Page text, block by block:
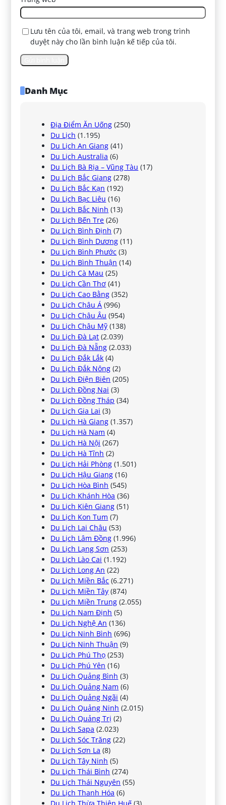
Lưu tên của tôi, email, và trang web trong trình
duyệt này cho lần bình luận kế tiếp của tôi.
Danh Mục
Địa Điểm Ăn Uống (250)
Du Lịch (1.195)
Du Lịch An Giang (41)
Du Lịch Australia (6)
Du Lịch Bà Rịa – Vũng Tàu (17)
Du Lịch Bắc Giang (278)
Du Lịch Bắc Kạn (192)
Du Lịch Bạc Liêu (16)
Du Lịch Bắc Ninh (13)
Du Lịch Bến Tre (26)
Du Lịch Bình Định (7)
Du Lịch Bình Dương (11)
Du Lịch Bình Phước (3)
Du Lịch Bình Thuận (14)
Du Lịch Cà Mau (25)
Du Lịch Cần Thơ (41)
Du Lịch Cao Bằng (352)
Du Lịch Châu Á (996)
Du Lịch Châu Âu (954)
Du Lịch Châu Mỹ (138)
Du Lịch Đà Lạt (2.039)
Du Lịch Đà Nẵng (2.033)
Du Lịch Đắk Lắk (4)
Du Lịch Đắk Nông (2)
Du Lịch Điện Biên (205)
Du Lịch Đồng Nai (3)
Du Lịch Đồng Tháp (34)
Du Lịch Gia Lai (3)
Du Lịch Hà Giang (1.357)
Du Lịch Hà Nam (4)
Du Lịch Hà Nội (267)
Du Lịch Hà Tĩnh (2)
Du Lịch Hải Phòng (1.501)
Du Lịch Hậu Giang (16)
Du Lịch Hòa Bình (545)
Du Lịch Khánh Hòa (36)
Du Lịch Kiên Giang (51)
Du Lịch Kon Tum (7)
Du Lịch Lai Châu (53)
Du Lịch Lâm Đồng (1.996)
Du Lịch Lạng Sơn (253)
Du Lịch Lào Cai (1.192)
Du Lịch Long An (22)
Du Lịch Miền Bắc (6.271)
Du Lịch Miền Tây (874)
Du Lịch Miền Trung (2.055)
Du Lịch Nam Định (5)
Du Lịch Nghệ An (136)
Du Lịch Ninh Bình (696)
Du Lịch Ninh Thuận (9)
Du Lịch Phú Thọ (253)
Du Lịch Phú Yên (16)
Du Lịch Quảng Bình (3)
Du Lịch Quảng Nam (6)
Du Lịch Quảng Ngãi (4)
Du Lịch Quảng Ninh (2.015)
Du Lịch Quảng Trị (2)
Du Lịch Sapa (2.023)
Du Lịch Sóc Trăng (22)
Du Lịch Sơn La (8)
Du Lịch Tây Ninh (5)
Du Lịch Thái Bình (274)
Du Lịch Thái Nguyên (55)
Du Lịch Thanh Hóa (6)